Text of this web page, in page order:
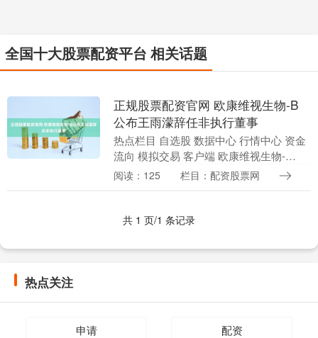
全国十大股票配资平台 相关话题
正规股票配资官网 欧康维视生物-B
公布王雨濛辞任非执行董事
热点栏目 自选股 数据中心 行情中心 资金
流向 模拟交易 客户端 欧康维视生物-
B（01477）发布公告，王雨濛女士已于本
阅读：125 栏目：配资股票网
共 1 页/1 条记录
热点关注
申请 配资